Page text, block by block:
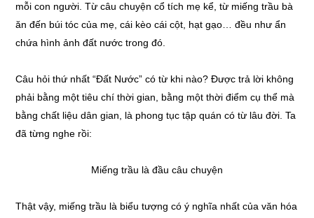
mỗi con người. Từ câu chuyện cổ tích mẹ kể, từ miếng trầu bà
ăn đến búi tóc của mẹ, cái kèo cái cột, hạt gạo… đều như ẩn
chứa hình ảnh đất nước trong đó.
Câu hỏi thứ nhất “Đất Nước” có từ khi nào? Được trả lời không
phải bằng một tiêu chí thời gian, bằng một thời điểm cụ thể mà
bằng chất liệu dân gian, là phong tục tập quán có từ lâu đời. Ta
đã từng nghe rồi:
Miếng trầu là đầu câu chuyện
Thật vậy, miếng trầu là biểu tượng có ý nghĩa nhất của văn hóa